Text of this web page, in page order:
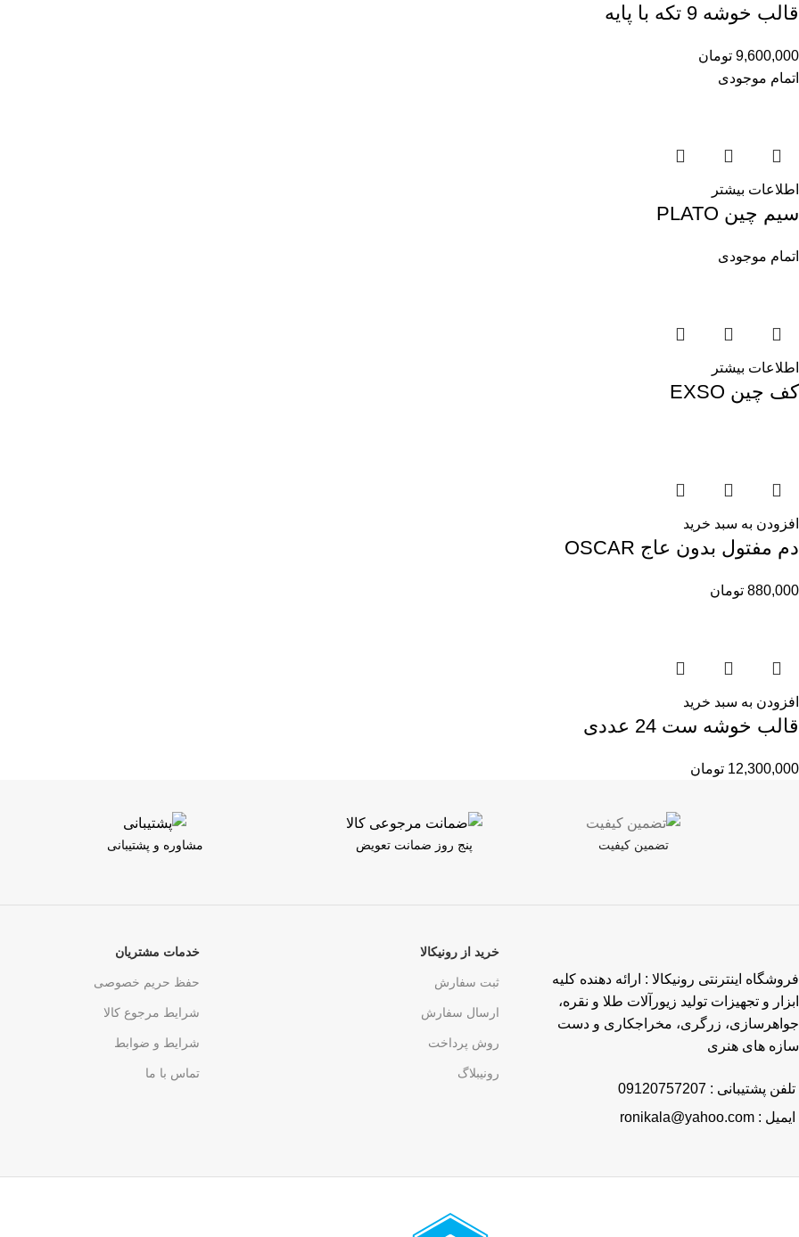
قالب خوشه 9 تکه با پایه
9,600,000 تومان
اتمام موجودی
اطلاعات بیشتر
سیم چین PLATO
اتمام موجودی
اطلاعات بیشتر
کف چین EXSO
افزودن به سبد خرید
دم مفتول بدون عاج OSCAR
880,000 تومان
افزودن به سبد خرید
قالب خوشه ست 24 عددی
12,300,000 تومان
تضمین کیفیت پنج روز ضمانت تعویض مشاوره و پشتیبانی
فروشگاه اینترنتی رونیکالا : ارائه دهنده کلیه
ابزار و تجهیزات تولید زیورآلات طلا و نقره،
جواهرسازی، زرگری، مخراجکاری و دست
سازه های هنری
تلفن پشتیبانی : 09120757207
ایمیل : ronikala@yahoo.com
خرید از رونیکالا
ثبت سفارش
ارسال سفارش
روش پرداخت
رونیبلاگ
خدمات مشتریان
حفظ حریم خصوصی
شرایط مرجوع کالا
شرایط و ضوابط
تماس با ما